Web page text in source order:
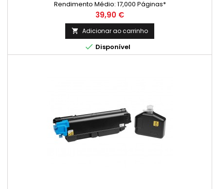
Rendimento Médio: 17,000 Páginas*
Preço
39,90 €
 Adicionar ao carrinho
 Disponível